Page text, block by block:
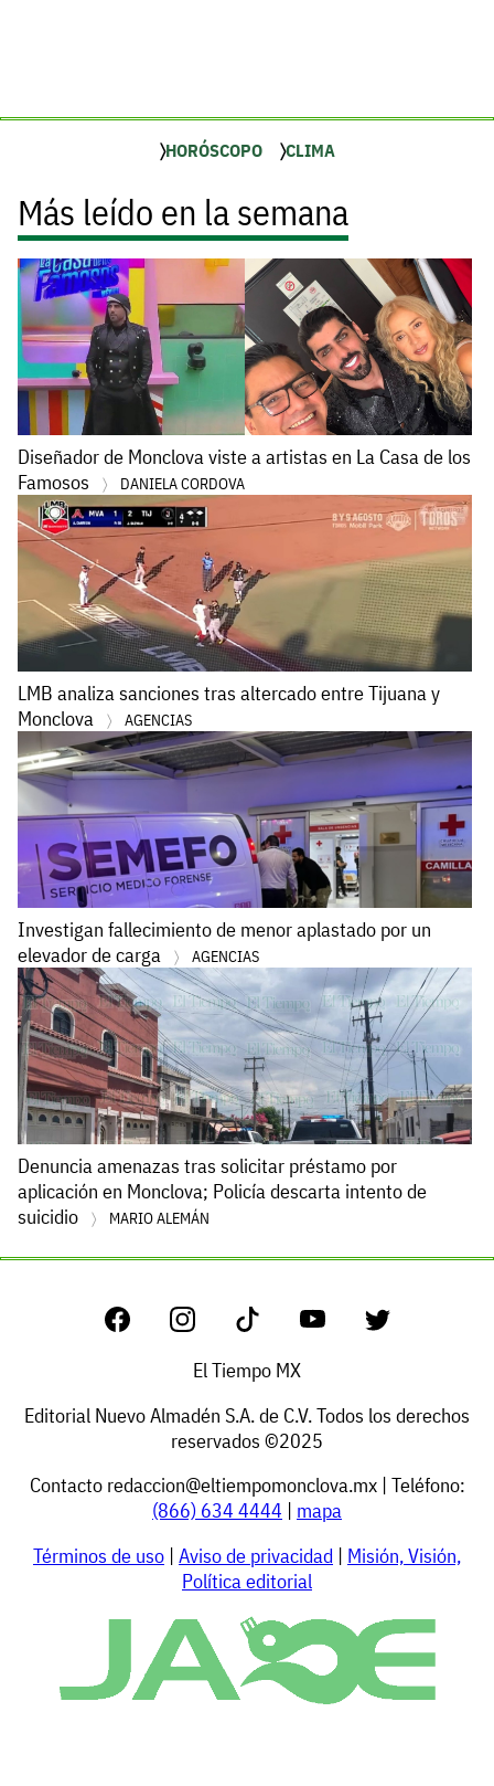
HORÓSCOPO CLIMA
Más leído en la semana
Diseñador de Monclova viste a artistas en La Casa de los
Famosos
DANIELA CORDOVA
LMB analiza sanciones tras altercado entre Tijuana y
Monclova
AGENCIAS
Investigan fallecimiento de menor aplastado por un
elevador de carga
AGENCIAS
Denuncia amenazas tras solicitar préstamo por
aplicación en Monclova; Policía descarta intento de
suicidio
MARIO ALEMÁN
El Tiempo MX
Editorial Nuevo Almadén S.A. de C.V. Todos los derechos
reservados ©2025
Contacto redaccion@eltiempomonclova.mx| Teléfono:
(866) 634 4444 | mapa
Términos de uso | Aviso de privacidad | Misión, Visión,
Política editorial